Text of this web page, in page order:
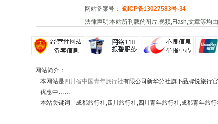
网站备案号： 蜀ICP备13027583号-34
法律声明:本站所刊载的图片,视频,Flash,文章等均
网站简介：
本网站是 四川省中国青年旅行社有限公司新华分社旗下品牌悦旅行
优惠中……
本站关键词：成都旅行社,四川旅行社,四川青年旅行社,成都青年旅